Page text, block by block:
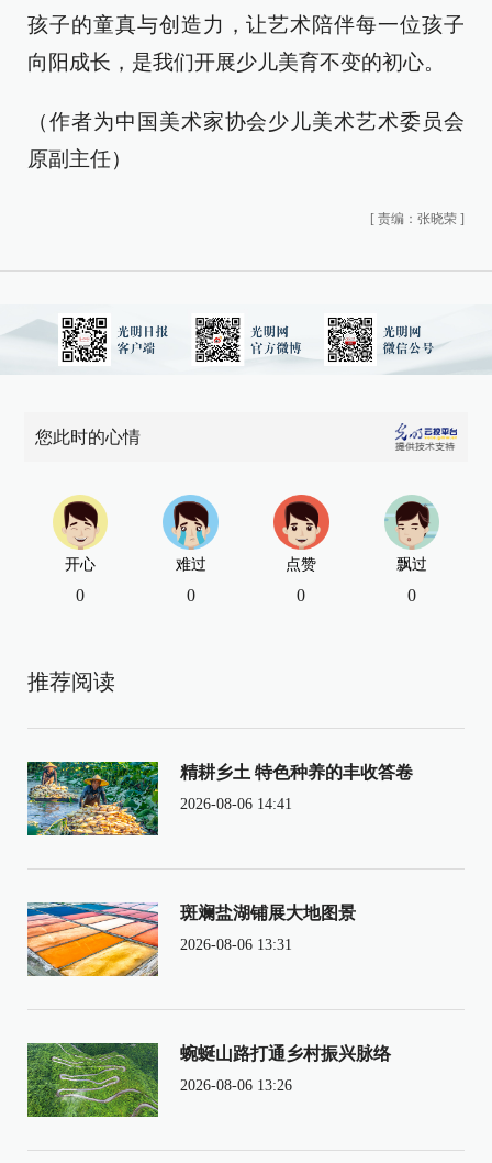
孩子的童真与创造力，让艺术陪伴每一位孩子
向阳成长，是我们开展少儿美育不变的初心。
（作者为中国美术家协会少儿美术艺术委员会
原副主任）
[ 责编：张晓荣 ]
您此时的心情
开心
0
难过
0
点赞
0
飘过
0
推荐阅读
精耕乡土 特色种养的丰收答卷
2026-08-06 14:41
斑斓盐湖铺展大地图景
2026-08-06 13:31
蜿蜒山路打通乡村振兴脉络
2026-08-06 13:26